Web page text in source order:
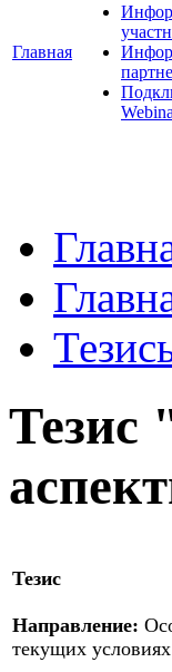
Главная
Тезис
Тезис
Направление:
текущих условиях